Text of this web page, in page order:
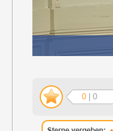
0 | 0